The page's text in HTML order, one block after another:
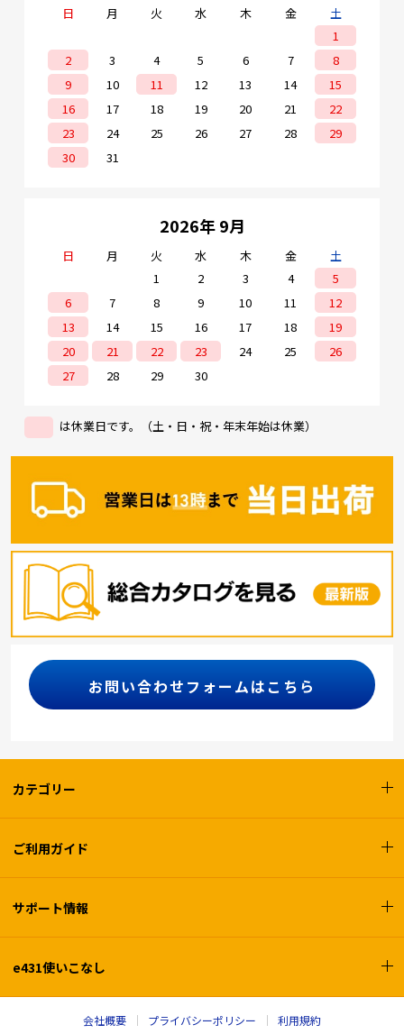
日 月 火 水 木 金
土
1
2
3 4 5 6 7
8
9
10 11 12 13 14
15
16
17 18 19 20 21
22
23
24 25 26 27 28
29
30
31
2026年 9月
日 月 火 水 木 金
土
1
2 3 4
5
6
7 8 9 10 11
12
13
14 15 16 17 18
19
20
21 22 23 24 25
26
27
28 29 30
は休業日です。（土・日・祝・年末年始は休業）
お問い合わせフォームはこちら
カテゴリー
ご利用ガイド
サポート情報
e431使いこなし
会社概要 プライバシーポリシー 利用規約